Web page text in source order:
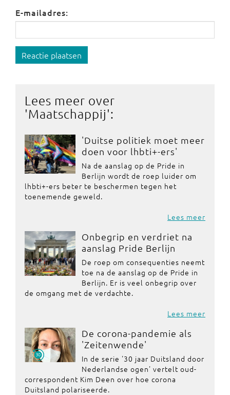
E-mailadres:
Reactie plaatsen
Lees meer over
'Maatschappij':
'Duitse politiek moet meer
doen voor lhbti+-ers'
Na de aanslag op de Pride in
Berlijn wordt de roep luider om
lhbti+-ers beter te beschermen tegen het
toenemende geweld.
Lees meer
Onbegrip en verdriet na
aanslag Pride Berlijn
De roep om consequenties neemt
toe na de aanslag op de Pride in
Berlijn. Er is veel onbegrip over
de omgang met de verdachte.
Lees meer
De corona-pandemie als
'Zeitenwende'
In de serie '30 jaar Duitsland door
Nederlandse ogen' vertelt oud-
correspondent Kim Deen over hoe corona
Duitsland polariseerde.